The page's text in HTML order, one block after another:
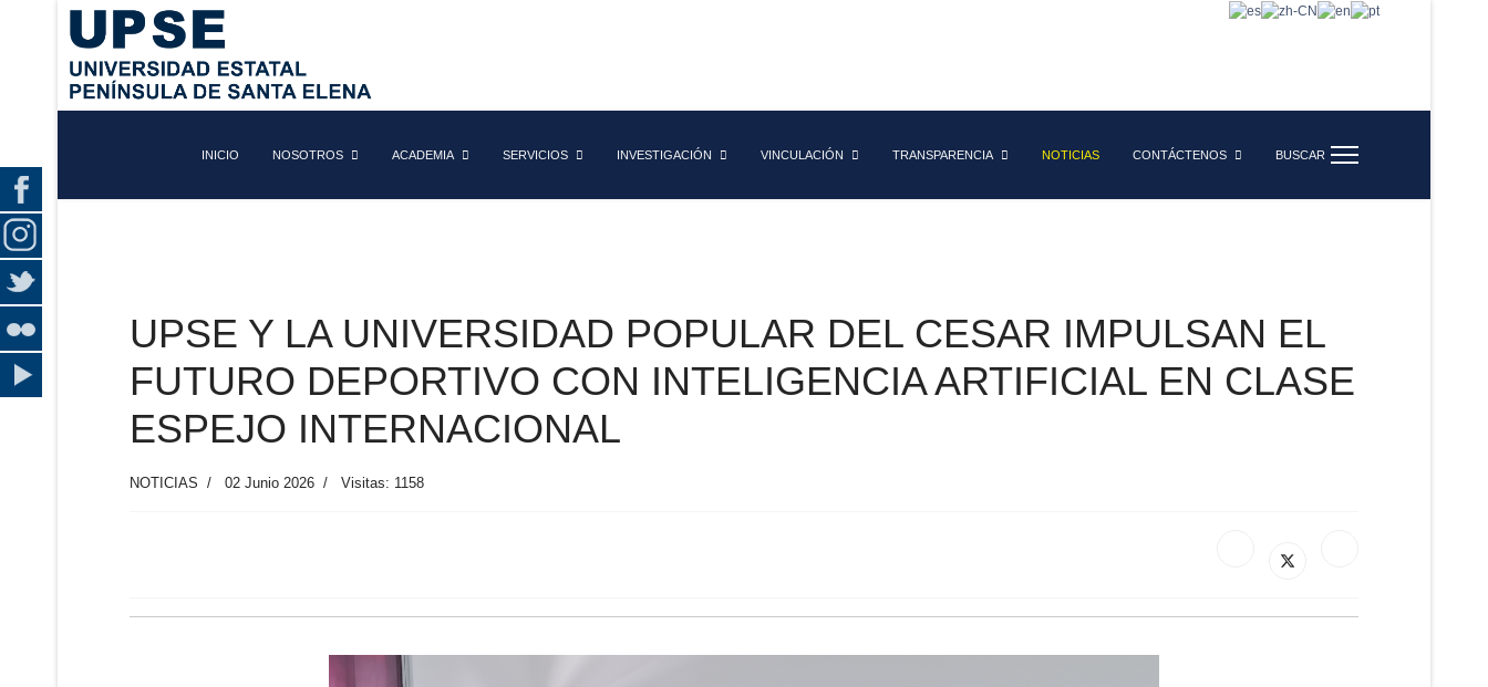
INICIO NOSOTROS ACADEMIA SERVICIOS INVESTIGACIÓN VINCULACIÓN TRANSPARENCIA NOTICIAS CONTÁCTENOS BUSCAR
UPSE Y LA UNIVERSIDAD POPULAR DEL CESAR IMPULSAN EL
FUTURO DEPORTIVO CON INTELIGENCIA ARTIFICIAL EN CLASE
ESPEJO INTERNACIONAL
NOTICIAS 02 Junio 2026 Visitas: 1158